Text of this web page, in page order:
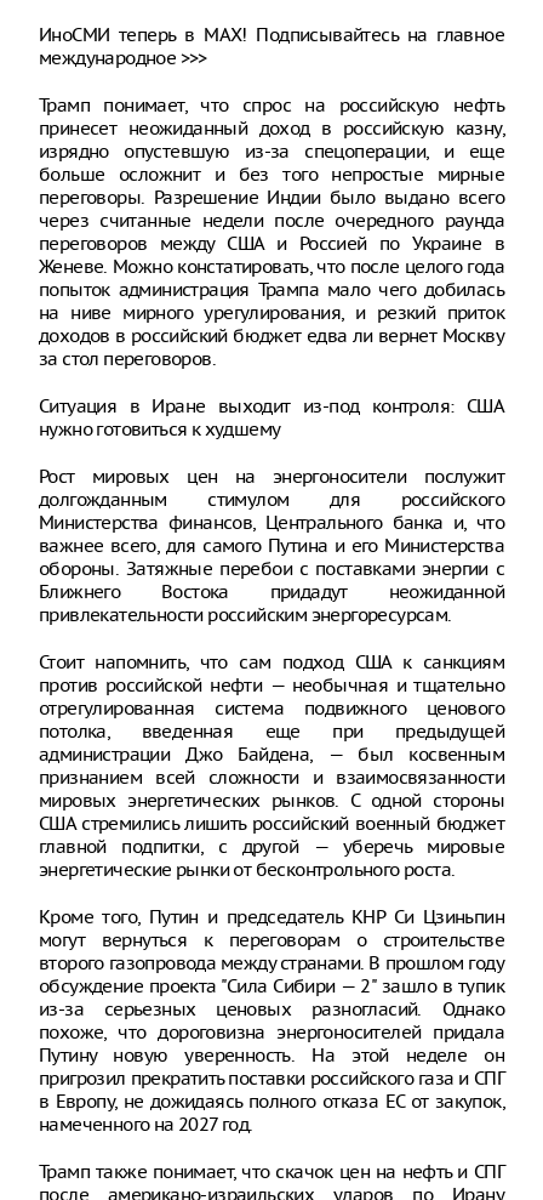
ИноСМИ теперь в MAX! Подписывайтесь на главное
международное >>>
Трамп понимает, что спрос на российскую нефть
принесет неожиданный доход в российскую казну,
изрядно опустевшую из-за спецоперации, и еще
больше осложнит и без того непростые мирные
переговоры. Разрешение Индии было выдано всего
через считанные недели после очередного раунда
переговоров между США и Россией по Украине в
Женеве. Можно констатировать, что после целого года
попыток администрация Трампа мало чего добилась
на ниве мирного урегулирования, и резкий приток
доходов в российский бюджет едва ли вернет Москву
за стол переговоров.
Ситуация в Иране выходит из-под контроля: США
нужно готовиться к худшему
Рост мировых цен на энергоносители послужит
долгожданным стимулом для российского
Министерства финансов, Центрального банка и, что
важнее всего, для самого Путина и его Министерства
обороны. Затяжные перебои с поставками энергии с
Ближнего Востока придадут неожиданной
привлекательности российским энергоресурсам.
Стоит напомнить, что сам подход США к санкциям
против российской нефти — необычная и тщательно
отрегулированная система подвижного ценового
потолка, введенная еще при предыдущей
администрации Джо Байдена, — был косвенным
признанием всей сложности и взаимосвязанности
мировых энергетических рынков. С одной стороны
США стремились лишить российский военный бюджет
главной подпитки, с другой — уберечь мировые
энергетические рынки от бесконтрольного роста.
Кроме того, Путин и председатель КНР Си Цзиньпин
могут вернуться к переговорам о строительстве
второго газопровода между странами. В прошлом году
обсуждение проекта "Сила Сибири — 2" зашло в тупик
из-за серьезных ценовых разногласий. Однако
похоже, что дороговизна энергоносителей придала
Путину новую уверенность. На этой неделе он
пригрозил прекратить поставки российского газа и СПГ
в Европу, не дожидаясь полного отказа ЕС от закупок,
намеченного на 2027 год.
Трамп также понимает, что скачок цен на нефть и СПГ
после американо-израильских ударов по Ирану